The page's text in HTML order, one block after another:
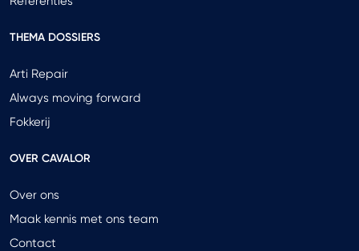
THEMA DOSSIERS
Arti Repair
Always moving forward
Fokkerij
OVER CAVALOR
Over ons
Maak kennis met ons team
Contact